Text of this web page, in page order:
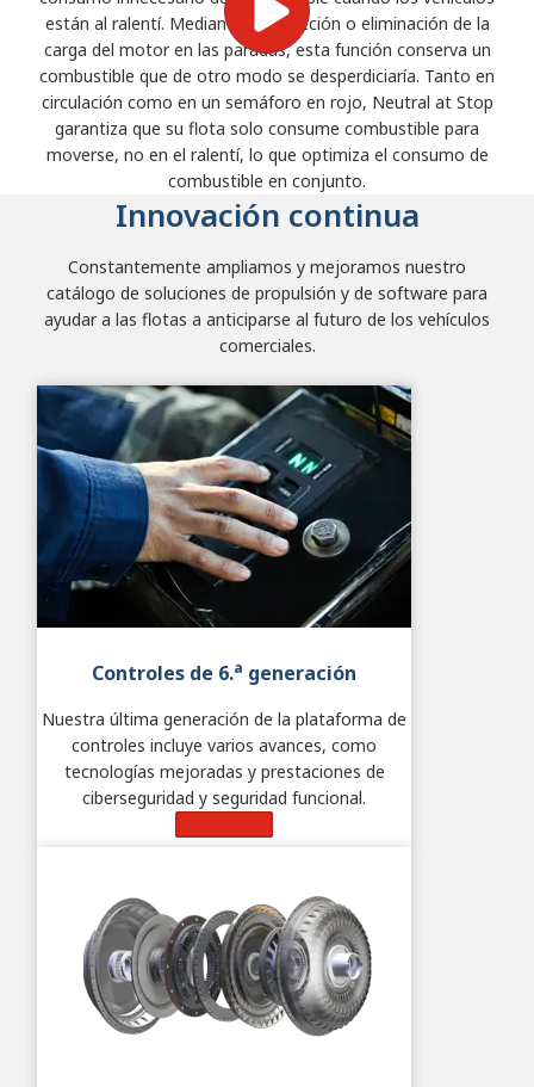
están al ralentí. Mediante la reducción o eliminación de la
carga del motor en las paradas, esta función conserva un
combustible que de otro modo se desperdiciaría. Tanto en
circulación como en un semáforo en rojo, Neutral at Stop
garantiza que su flota solo consume combustible para
moverse, no en el ralentí, lo que optimiza el consumo de
combustible en conjunto.
Innovación continua
Constantemente ampliamos y mejoramos nuestro
catálogo de soluciones de propulsión y de software para
ayudar a las flotas a anticiparse al futuro de los vehículos
comerciales.
Controles de 6.a generación
Nuestra última generación de la plataforma de
controles incluye varios avances, como
tecnologías mejoradas y prestaciones de
ciberseguridad y seguridad funcional.